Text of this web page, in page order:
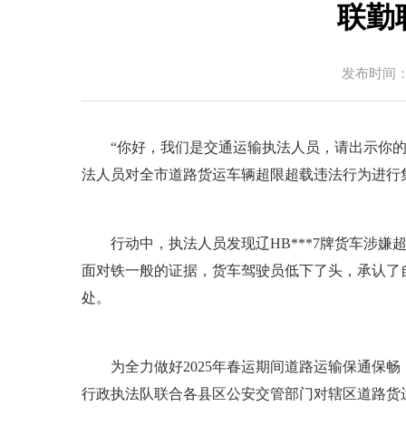
联勤
发布时间
“你好，我们是交通运输执法人员，请出示你的
法人员对全市道路货运车辆超限超载违法行为进
行动中，执法人员发现辽HB***7牌货车涉嫌超
面对铁一般的证据，货车驾驶员低下了头，承认
处。
为全力做好2025年春运期间道路运输保通保畅
行政执法队联合各县区公安交管部门对辖区道路